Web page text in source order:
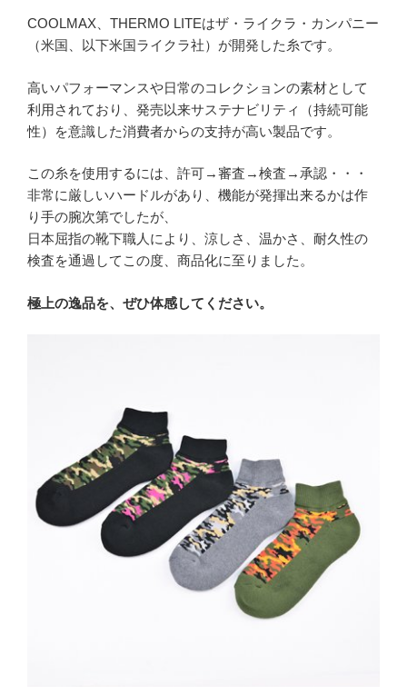
COOLMAX、THERMO LITEはザ・ライクラ・カンパニー
（米国、以下米国ライクラ社）が開発した糸です。
高いパフォーマンスや日常のコレクションの素材として
利用されており、発売以来サステナビリティ（持続可能
性）を意識した消費者からの支持が高い製品です。
この糸を使用するには、許可→審査→検査→承認・・・
非常に厳しいハードルがあり、機能が発揮出来るかは作
り手の腕次第でしたが、
日本屈指の靴下職人により、涼しさ、温かさ、耐久性の
検査を通過してこの度、商品化に至りました。
極上の逸品を、ぜひ体感してください。